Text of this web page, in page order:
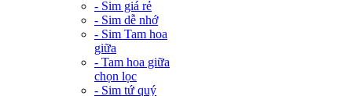
- Sim giá rẻ
- Sim dễ nhớ
- Sim Tam hoa
giữa
- Tam hoa giữa
chọn lọc
- Sim tứ quý